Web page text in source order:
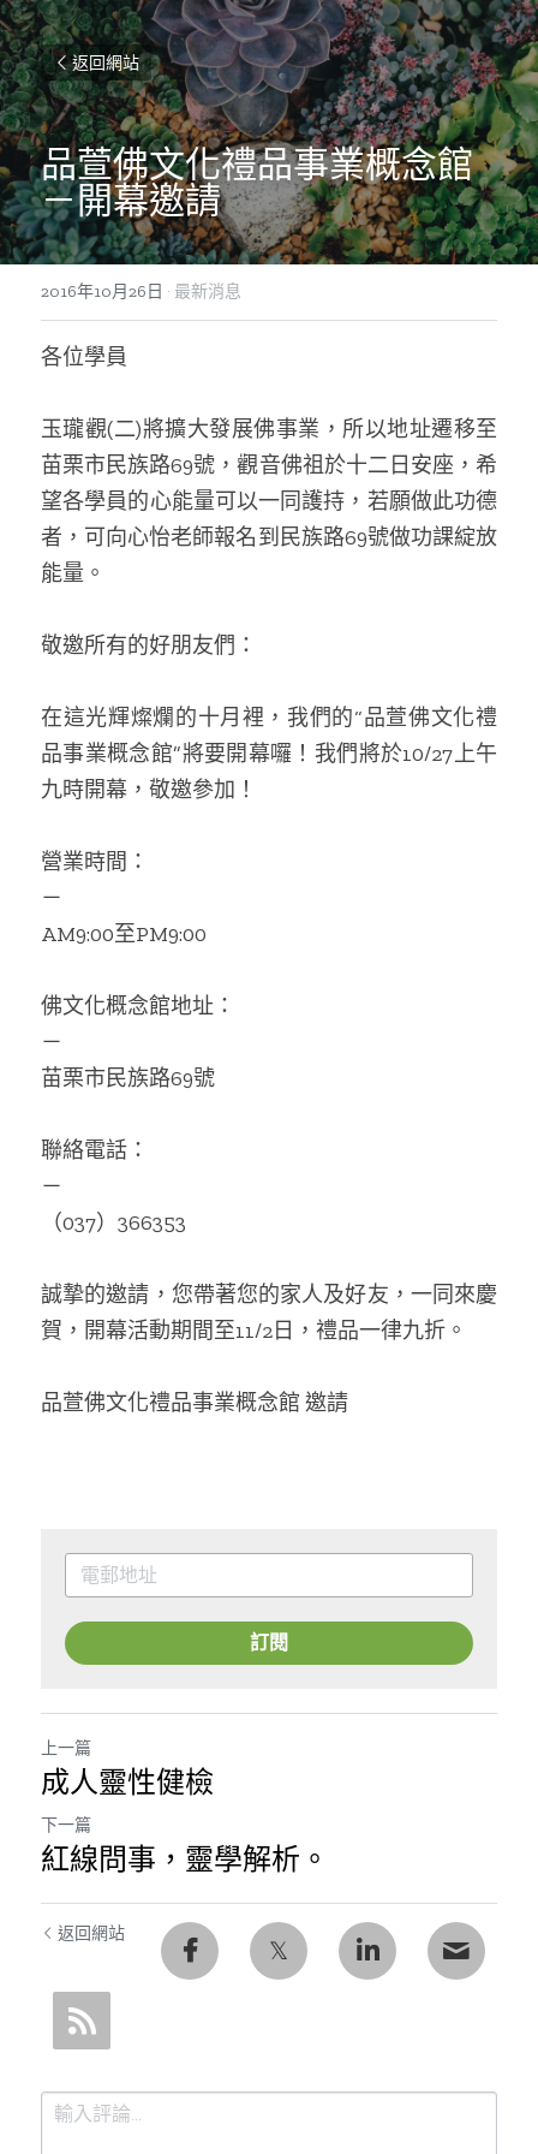
返回網站
品萱佛文化禮品事業概念館
－開幕邀請
2016年10月26日 · 最新消息
各位學員
玉瓏觀(二)將擴大發展佛事業，所以地址遷移至
苗栗市民族路69號，觀音佛祖於十二日安座，希
望各學員的心能量可以一同護持，若願做此功德
者，可向心怡老師報名到民族路69號做功課綻放
能量。
敬邀所有的好朋友們：
在這光輝燦爛的十月裡，我們的“品萱佛文化禮
品事業概念館”將要開幕囉！我們將於10/27上午
九時開幕，敬邀參加！
營業時間：
－
AM9:00至PM9:00
佛文化概念館地址：
－
苗栗市民族路69號
聯絡電話：
－
（037）366353
誠摯的邀請，您帶著您的家人及好友，一同來慶
賀，開幕活動期間至11/2日，禮品一律九折。
品萱佛文化禮品事業概念館 邀請
訂閱
上一篇
成人靈性健檢
下一篇
紅線問事，靈學解析。
返回網站